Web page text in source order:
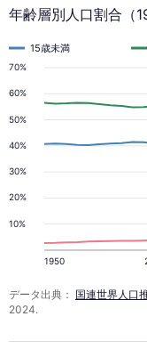
年齢層別人口割合（
10%
20%
30%
40%
50%
60%
70%
1950
15歳未満
データ出典： 国連世界人口
2024.